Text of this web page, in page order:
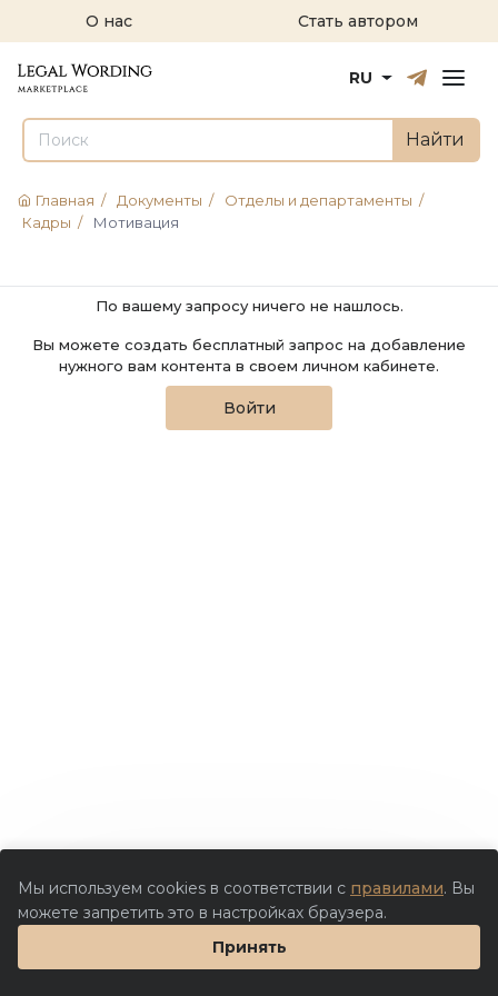
О нас Стать автором
РусскийEnglish
RU
Найти
Главная / Документы / Отделы и департаменты /
Кадры / Мотивация
По вашему запросу ничего не нашлось.
Вы можете создать бесплатный запрос на добавление
нужного вам контента в своем личном кабинете.
Войти
Мы используем cookies в соответствии с правилами. Вы
можете запретить это в настройках браузера.
Принять